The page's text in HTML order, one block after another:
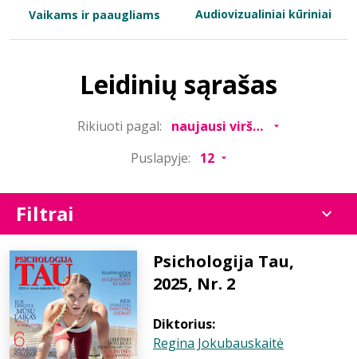
Bibliotekoms
Vaikams ir paaugliams Audiovizualiniai kūriniai
Leidinių sąrašas
Rikiuoti pagal:
Puslapyje:
Filtrai
Psichologija Tau,
2025, Nr. 2
Diktorius:
Regina Jokubauskaitė